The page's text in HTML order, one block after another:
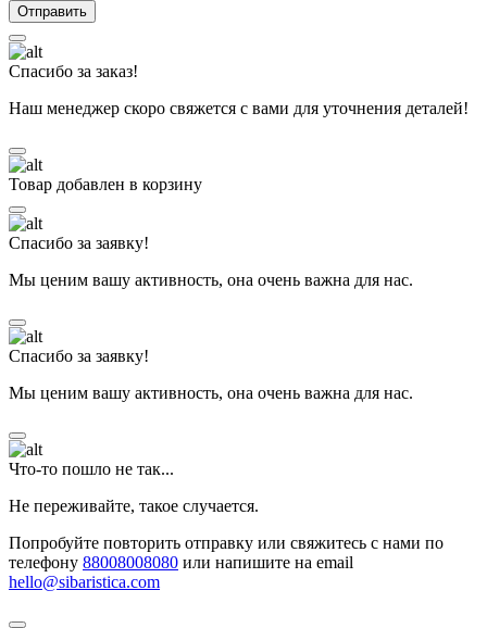
Спасибо за заказ!
Наш менеджер скоро свяжется с вами для уточнения деталей!
Товар добавлен в корзину
Спасибо за заявку!
Мы ценим вашу активность, она очень важна для нас.
Спасибо за заявку!
Мы ценим вашу активность, она очень важна для нас.
Что-то пошло не так...
Не переживайте, такое случается.
Попробуйте повторить отправку или свяжитесь с нами по
телефону 88008008080 или напишите на email
hello@sibaristica.com